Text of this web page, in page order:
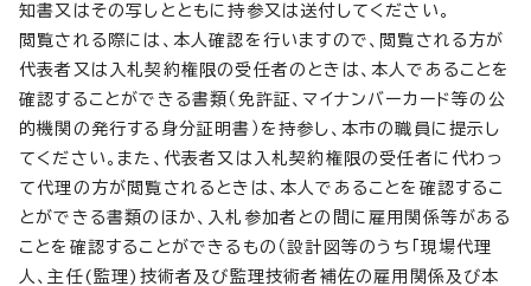
知書又はその写しとともに持参又は送付してください。
閲覧される際には、本人確認を行いますので、閲覧される方が
代表者又は入札契約権限の受任者のときは、本人であることを
確認することができる書類（免許証、マイナンバーカード等の公
的機関の発行する身分証明書）を持参し、本市の職員に提示し
てください。また、代表者又は入札契約権限の受任者に代わっ
て代理の方が閲覧されるときは、本人であることを確認するこ
とができる書類のほか、入札参加者との間に雇用関係等がある
ことを確認することができるもの（設計図等のうち「現場代理
人、主任(監理)技術者及び監理技術者補佐の雇用関係及び本